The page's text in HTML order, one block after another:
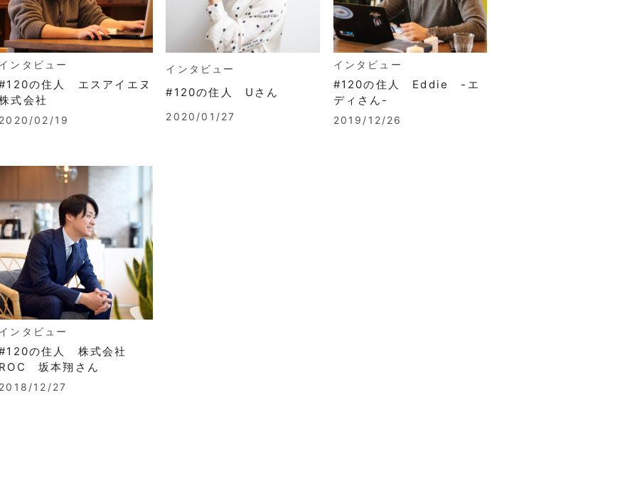
ンタビュー
の住人 エスアイエヌ
式会社
02/19
インタビュー
#120の住人 Uさん
2020/01/27
インタビュー
#120の住人 Eddie -エ
ディさん-
2019/12/26
ンタビュー
の住人 株式会社
坂本翔さん
12/27